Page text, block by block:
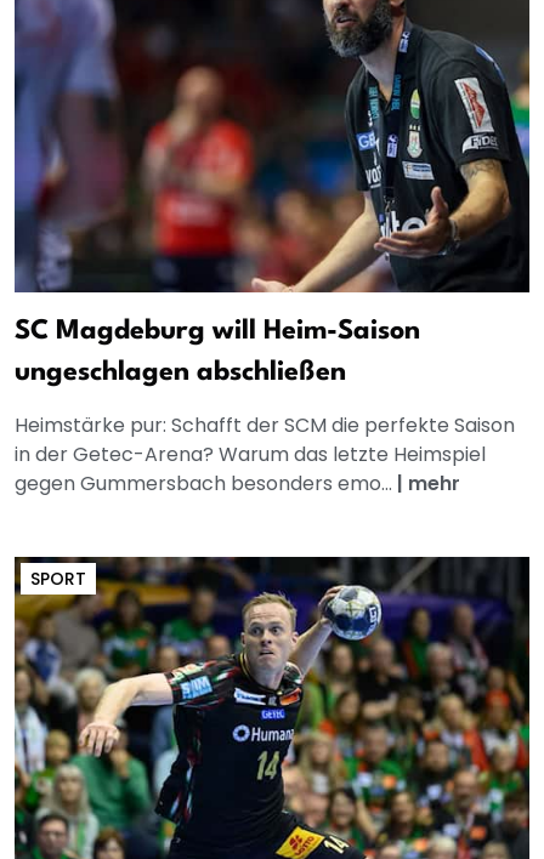
SC Magdeburg will Heim-Saison
ungeschlagen abschließen
Heimstärke pur: Schafft der SCM die perfekte Saison
in der Getec-Arena? Warum das letzte Heimspiel
gegen Gummersbach besonders emo... | mehr
SPORT